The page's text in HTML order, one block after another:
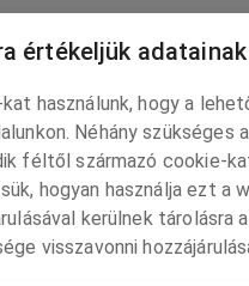
azt kiadtunk
órás kihívása:
mentén
értékeljük
használunk, hogy a
Néhány szükséges
féltől származó cookie-
hogyan használja ezt a
kerülnek tárolásra
visszavonni